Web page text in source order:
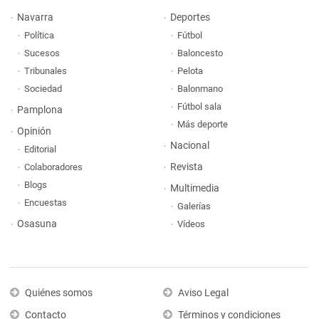
Navarra
Política
Sucesos
Tribunales
Sociedad
Pamplona
Opinión
Editorial
Colaboradores
Blogs
Encuestas
Osasuna
Deportes
Fútbol
Baloncesto
Pelota
Balonmano
Fútbol sala
Más deporte
Nacional
Revista
Multimedia
Galerías
Vídeos
Quiénes somos
Contacto
Aviso Legal
Términos y condiciones